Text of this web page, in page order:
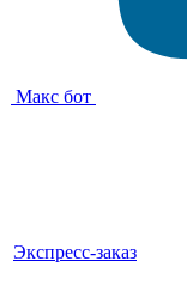
Макс бот
Экспресс-заказ